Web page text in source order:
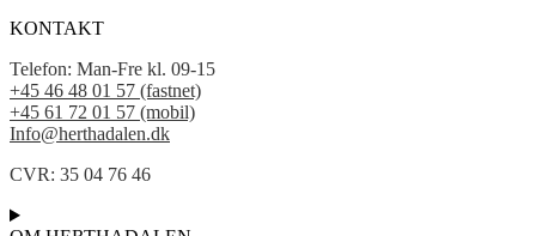
KONTAKT
Telefon: Man-Fre kl. 09-15
+45 46 48 01 57 (fastnet)
+45 61 72 01 57 (mobil)
Info@herthadalen.dk
CVR: 35 04 76 46